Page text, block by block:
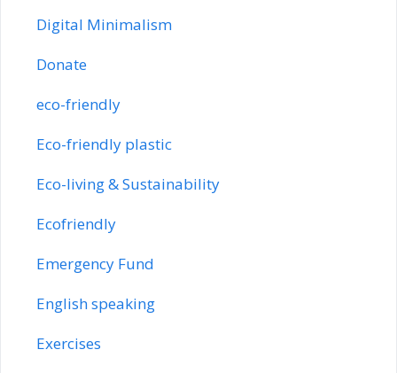
Digital Minimalism
Donate
eco-friendly
Eco-friendly plastic
Eco-living & Sustainability
Ecofriendly
Emergency Fund
English speaking
Exercises